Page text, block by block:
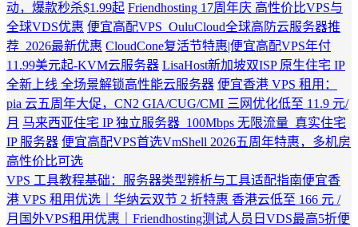
动，爆款秒杀$1.99起 Friendhosting 17周年庆 高性价比VPS与
全球VDS优惠 便宜高配VPS_OuluCloud全球高防云服务器推
荐_2026最新优惠 CloudCone复活节特惠|便宜高配VPS年付
11.99美元起-KVM云服务器 LisaHost新加坡双ISP 原生住宅 IP
全新上线 全场景解锁高性能云服务器 便宜香港 VPS 租用：
pia 云五周年大促，CN2 GIA/CUG/CMI 三网优化低至 11.9 元/
月 马来西亚住宅 IP 独立服务器_100Mbps 无限流量_真实住宅
IP 服务器 便宜高配VPS首选VmShell 2026五周年特惠，多机房
高性价比可选
VPS 工具教程基础：服务器类型辨析与工具适配指南便宜香
港 VPS 租用优选｜华纳云双节 2 折特惠 香港云低至 166 元 /
月 国外VPS租用优惠｜Friendhosting测试人员日VDS最高5折便